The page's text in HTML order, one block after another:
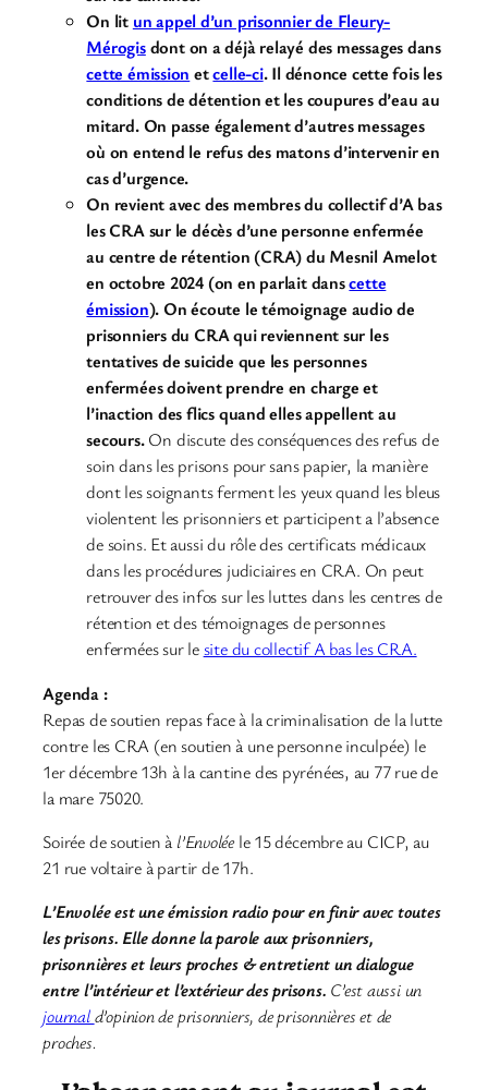
On lit un appel d’un prisonnier de Fleury-
Mérogisdont on a déjà relayé des messages dans
cette émission etcelle-ci. Il dénonce cette fois les
conditions de détention et les coupures d’eau au
mitard. On passe également d’autres messages
où on entend le refus des matons d’intervenir en
cas d’urgence.
On revient avec des membres du collectif d’A bas
les CRA sur le décès d’une personne enfermée
au centre de rétention (CRA) du Mesnil Amelot
en octobre 2024 (on en parlait danscette
émission). On écoute le témoignage audio de
prisonniers du CRA qui reviennent sur les
tentatives de suicide que les personnes
enfermées doivent prendre en charge et
l’inaction des flics quand elles appellent au
secours.On discute des conséquences des refus de
soin dans les prisons pour sans papier, la manière
dont les soignants ferment les yeux quand les bleus
violentent les prisonniers et participent a l’absence
de soins. Et aussi du rôle des certificats médicaux
dans les procédures judiciaires en CRA. On peut
retrouver des infos sur les luttes dans les centres de
rétention et des témoignages de personnes
enfermées sur lesite du collectif A bas les CRA.
Agenda :
Repas de soutien repas face à la criminalisation de la lutte
contre les CRA (en soutien à une personne inculpée) le
1er décembre 13h à la cantine des pyrénées, au 77 rue de
la mare 75020.
Soirée de soutien à l’Envoléele 15 décembre au CICP, au
21 rue voltaire à partir de 17h.
L’Envolée est une émission radio pour en finir avec toutes
les prisons. Elle donne la parole aux prisonniers,
prisonnières et leurs proches & entretient un dialogue
entre l’intérieur et l’extérieur des prisons. C’est aussi un
journald’opinion de prisonniers, de prisonnières et de
proches.